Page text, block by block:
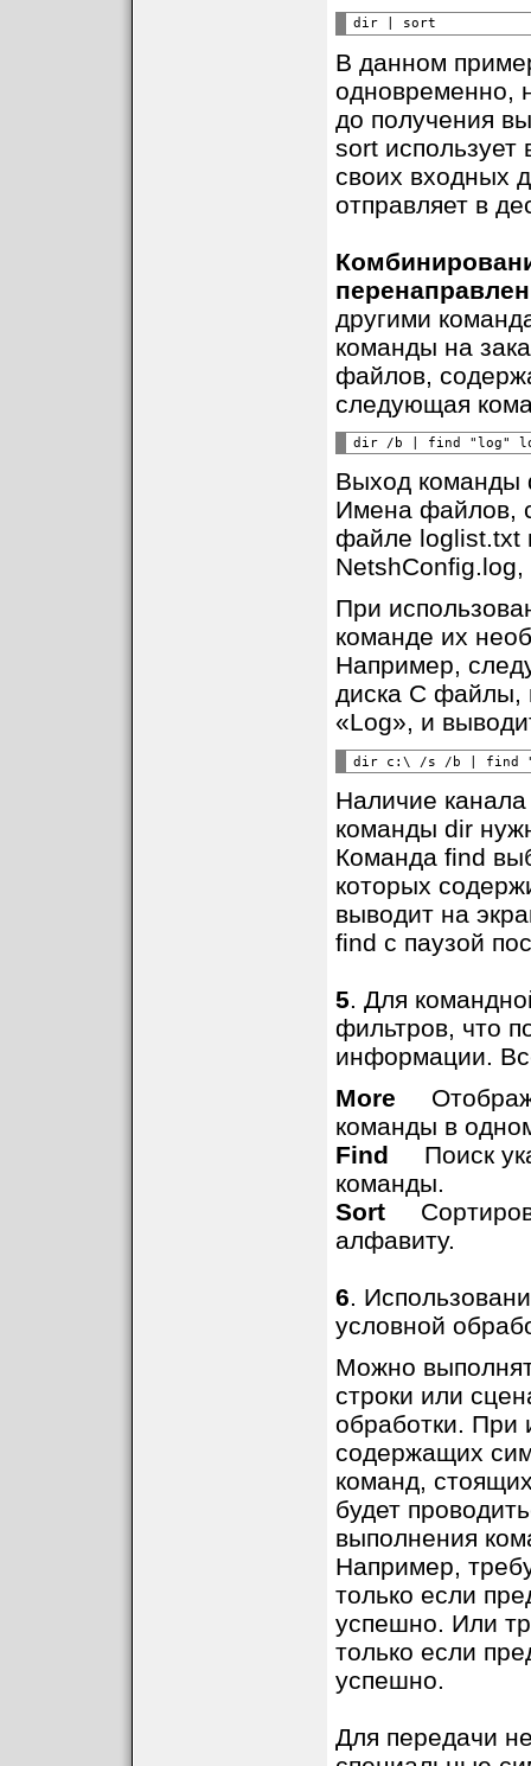
В данном
одновременно,
до получения
sort
своих входных
отправляет в
другими
команды на
файлов,
следующая
Выход команды
Имена файлов,
файле loglist.txt
При
команде их
Например,
диска C файлы,
«Log», и
Наличие
команды dir
Команда find
которых
выводит на
find с паузой
5. Для
фильтров, что
информации.
More
команды в
Find Поиск
команды.
Sort
алфавиту.
6.
условной
Можно
строки или
обработки. При
содержащих
команд,
будет
выполнения
Например,
только если
успешно. Или
только если
успешно.
Для передачи